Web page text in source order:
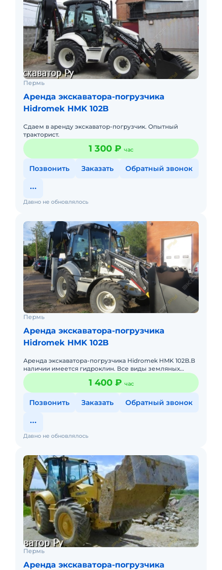
Пермь
Аренда экскаватора-погрузчика
Hidromek HMK 102B
Сдаем в аренду экскаватор-погрузчик. Опытный
тракторист.
1 300 ₽ час
Позвонить Заказать Обратный звонок
Давно не обновлялось
Пермь
Аренда экскаватора-погрузчика
Hidromek HMK 102B
Аренда экскаватора-погрузчика Hidromek HMK 102B.В
наличии имеется гидроклин. Все виды земляных
работ: уборка территории от снега, рытье траншей,
котлованов, пла
1 400 ₽ час
Позвонить Заказать Обратный звонок
Давно не обновлялось
Пермь
Аренда экскаватора-погрузчика